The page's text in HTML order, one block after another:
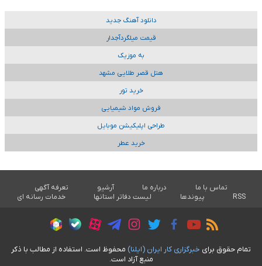
دانلود آهنگ جدید
قیمت میلگردآجدار
به موزیک
هتل قصر طلایی مشهد
خرید تور
فروش مواد شیمیایی
طراحی اپلیکیشن موبایل
خرید عطر
تماس با ما درباره ما آرشیو
تعرفه آگهی
RSS
پیوندها لیست دفاتر استانها خدمات رسانه ای
تمام حقوق برای خبرگزاری کار ايران (ايلنا) محفوظ است. استفاده از مطالب با ذکر
منبع آزاد است.